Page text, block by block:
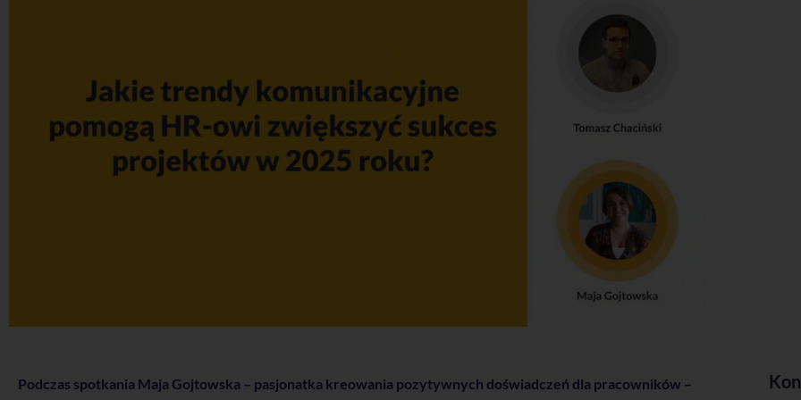
Podczas spotkania Maja Gojtowska – pasjonatka kreowania pozytywnych doświadczeń dla pracowników –